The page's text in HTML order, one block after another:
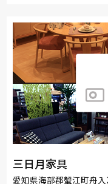
三日月家具
愛知県海部郡蟹江町舟